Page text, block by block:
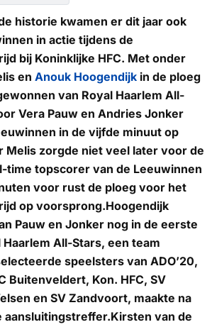
historie kwamen er dit jaar ook
in actie tijdens de
bij Koninklijke HFC. Met onder
en Anouk Hoogendijk in de ploeg
van Royal Haarlem All-
Vera Pauw en Andries Jonker
in de vijfde minuut op
Melis zorgde niet veel later voor de
time topscorer van de Leeuwinnen
voor rust de ploeg voor het
op voorsprong.Hoogendijk
Pauw en Jonker nog in de eerste
Haarlem All-Stars, een team
speelsters van ADO’20,
Buitenveldert, Kon. HFC, SV
en SV Zandvoort, maakte na
aansluitingstreffer.Kirsten van de